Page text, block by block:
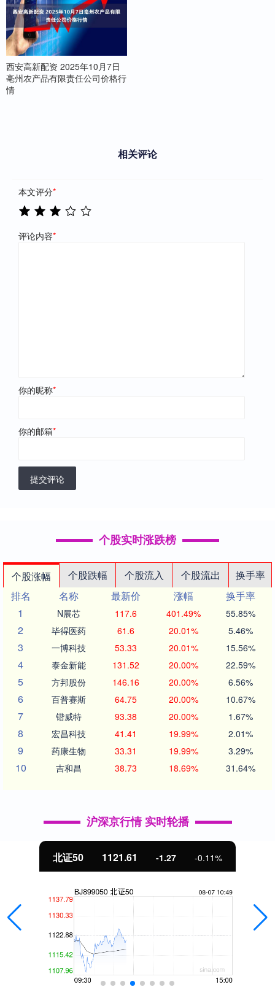
西安高新配资 2025年10月7日
亳州农产品有限责任公司价格行
情
相关评论
本文评分*
评论内容*
你的昵称*
你的邮箱*
提交评论
个股实时涨跌榜
个股涨幅 个股跌幅 个股流入 个股流出
换手率
排名
名称 最新价 涨幅
换手率
1
N展芯 117.6 401.49% 55.85%
2 毕得医药 61.6 20.01% 5.46%
3 一博科技 53.33 20.01% 15.56%
4 泰金新能 131.52 20.00% 22.59%
5 方邦股份 146.16 20.00% 6.56%
6 百普赛斯 64.75 20.00% 10.67%
7 锴威特 93.38 20.00% 1.67%
8 宏昌科技 41.41 19.99% 2.01%
9 药康生物 33.31 19.99% 3.29%
10 吉和昌 38.73 18.69% 31.64%
沪深京行情 实时轮播
北证50 1121.61 -1.27 -0.11%